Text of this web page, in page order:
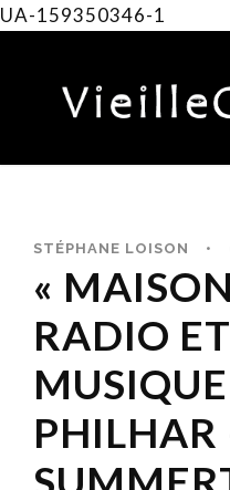
UA-159350346-1
STÉPHANE LOISON •
«
RADIO
PHILHAR